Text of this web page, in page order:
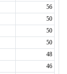
56
50
50
50
48
46